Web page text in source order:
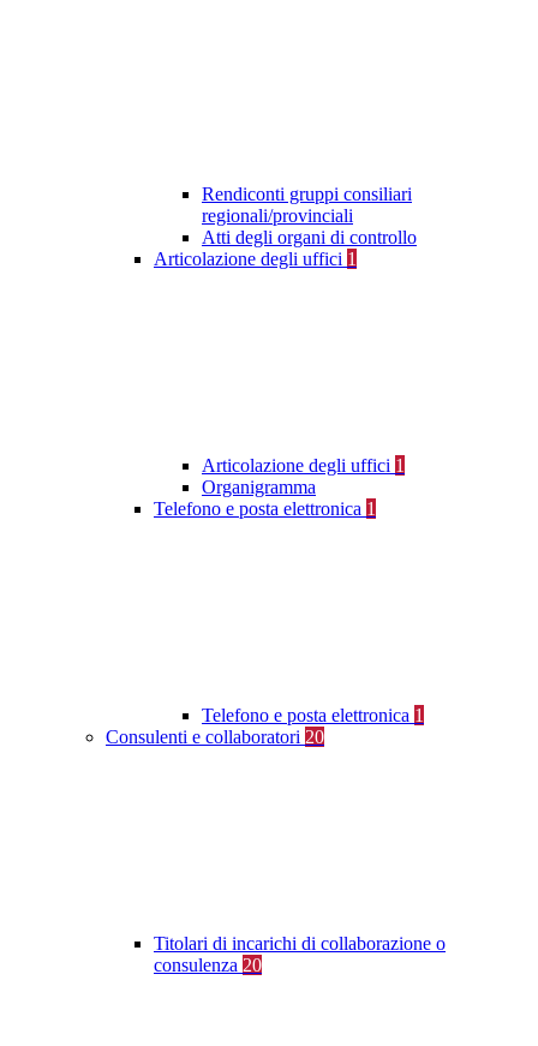
Rendiconti gruppi consiliari
regionali/provinciali
Atti degli organi di controllo
Articolazione degli uffici 1
Articolazione degli uffici 1
Organigramma
Telefono e posta elettronica 1
Telefono e posta elettronica 1
Consulenti e collaboratori 20
Titolari di incarichi di collaborazione o
consulenza 20